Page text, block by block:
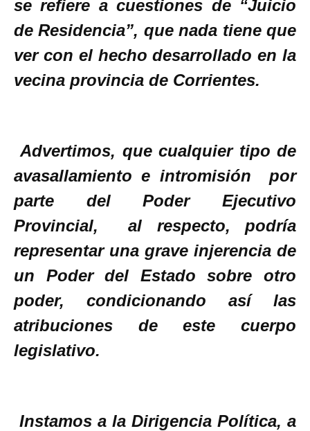
se refiere a cuestiones de “Juicio
de Residencia”, que nada tiene que
ver con el hecho desarrollado en la
vecina provincia de Corrientes.
Advertimos, que cualquier tipo de
avasallamiento e intromisión por
parte del Poder Ejecutivo
Provincial, al respecto, podría
representar una grave injerencia de
un Poder del Estado sobre otro
poder, condicionando así las
atribuciones de este cuerpo
legislativo.
Instamos a la Dirigencia Política, a